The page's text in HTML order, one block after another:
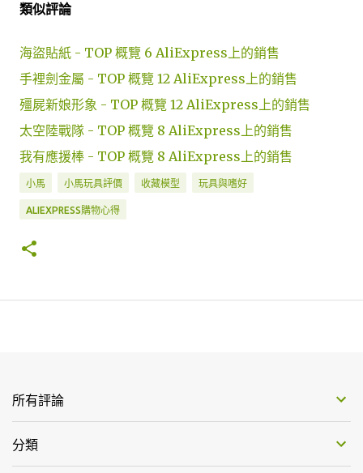
類似評論
海盜貼紙 - TOP 概覽 6 AliExpress上的銷售
手裡劍金屬 - TOP 概覽 12 AliExpress上的銷售
殭屍新娘形象 - TOP 概覽 12 AliExpress上的銷售
太空陸戰隊 - TOP 概覽 8 AliExpress上的銷售
我有應援棒 - TOP 概覽 8 AliExpress上的銷售
小馬 小馬玩具評價 收藏模型 玩具與嗜好
ALIEXPRESS購物心得
所有評論
分類